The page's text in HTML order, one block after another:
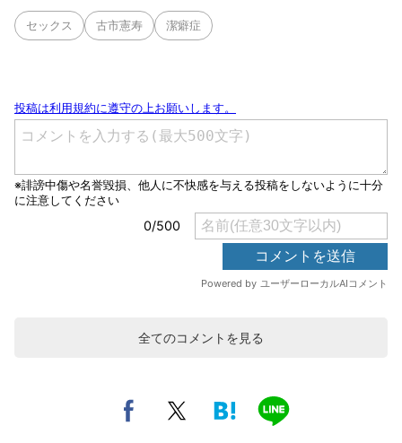
セックス 古市憲寿 潔癖症
全てのコメントを見る